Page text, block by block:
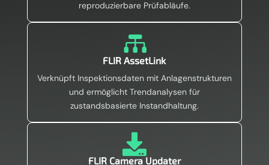
reproduzierbare Prüfabläufe.

FLIR AssetLink
Verknüpft Inspektionsdaten mit Anlagenstrukturen
und ermöglicht Trendanalysen für
zustandsbasierte Instandhaltung.

FLIR Camera Updater